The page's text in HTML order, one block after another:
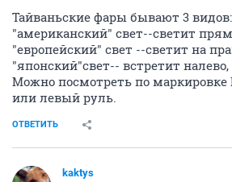
Тайваньские фары бывают 3 видов:
"американский" свет--светит
"европейский" свет --светит на
"японский"свет-- встретит налево,
Можно посмотреть по маркировке
или левый руль.
ОТВЕТИТЬ
kaktys